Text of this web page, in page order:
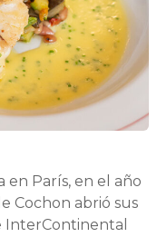
en París, en el año
Cochon abrió sus